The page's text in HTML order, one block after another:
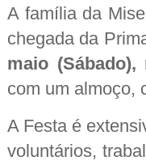
A família da
chegada da
maio
com um almoço,
A Festa é
voluntários,